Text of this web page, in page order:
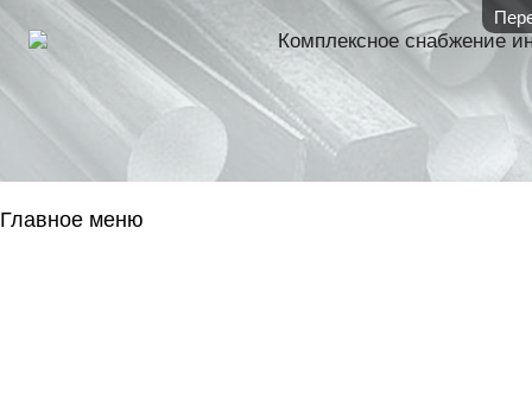
Комплексное снабжение
Главное меню